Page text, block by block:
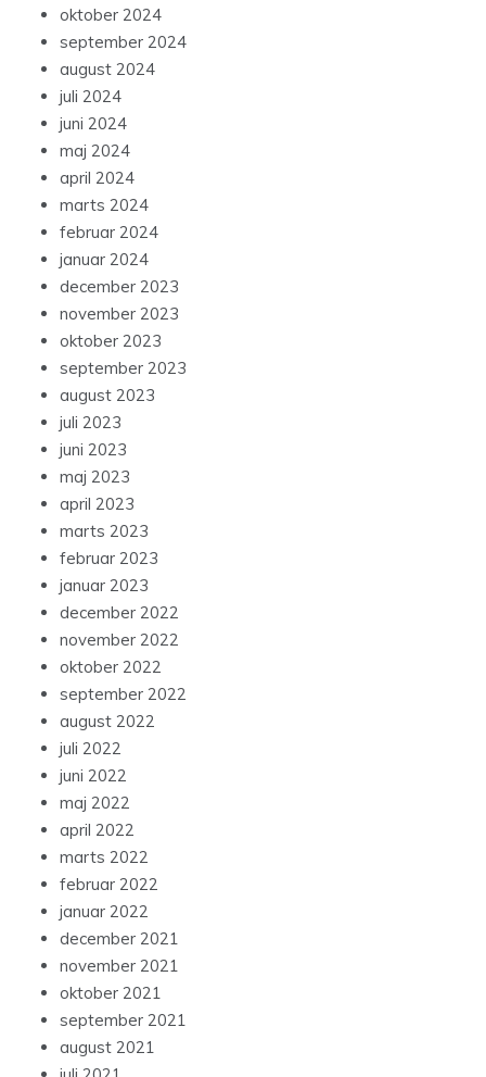
oktober 2024
september 2024
august 2024
juli 2024
juni 2024
maj 2024
april 2024
marts 2024
februar 2024
januar 2024
december 2023
november 2023
oktober 2023
september 2023
august 2023
juli 2023
juni 2023
maj 2023
april 2023
marts 2023
februar 2023
januar 2023
december 2022
november 2022
oktober 2022
september 2022
august 2022
juli 2022
juni 2022
maj 2022
april 2022
marts 2022
februar 2022
januar 2022
december 2021
november 2021
oktober 2021
september 2021
august 2021